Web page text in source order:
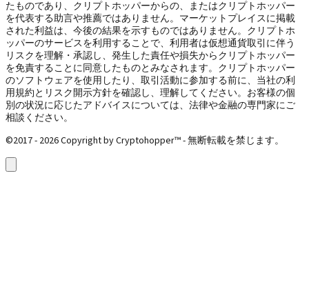
たものであり、クリプトホッパーからの、またはクリプトホッパー
を代表する助言や推薦ではありません。マーケットプレイスに掲載
された利益は、今後の結果を示すものではありません。クリプトホ
ッパーのサービスを利用することで、利用者は仮想通貨取引に伴う
リスクを理解・承認し、発生した責任や損失からクリプトホッパー
を免責することに同意したものとみなされます。クリプトホッパー
のソフトウェアを使用したり、取引活動に参加する前に、当社の利
用規約とリスク開示方針を確認し、理解してください。お客様の個
別の状況に応じたアドバイスについては、法律や金融の専門家にご
相談ください。
©2017 - 2026 Copyright by Cryptohopper™ - 無断転載を禁じます。